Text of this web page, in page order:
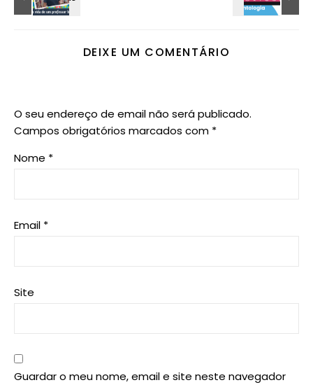
DEIXE UM COMENTÁRIO
O seu endereço de email não será publicado.
Campos obrigatórios marcados com *
Nome *
Email *
Site
Guardar o meu nome, email e site neste navegador